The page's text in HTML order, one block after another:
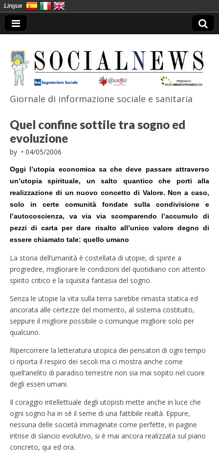
SocialNews
Giornale di informazione sociale e sanitaria
Quel confine sottile tra sogno ed
evoluzione
by • 04/05/2006
Oggi l’utopia economica sa che deve passare attraverso
un’utopia spirituale, un salto quantico che porti alla
realizzazione di un nuovo concetto di Valore. Non a caso,
solo in certe comunità fondate sulla condivisione e
l’autocoscienza, va via via scomparendo l’accumulo di
pezzi di carta per dare risalto all’unico valore degno di
essere chiamato tale: quello umano
La storia dell’umanità è costellata di utopie, di spinte a
progredire, migliorare le condizioni del quotidiano con attento
spirito critico e la squisita fantasia del sogno.
Senza le utopie la vita sulla terra sarebbe rimasta statica ed
ancorata alle certezze del momento, al sistema costituito,
seppure il migliore possibile o comunque migliore solo per
qualcuno.
Ripercorrere la letteratura utopica dei pensatori di ogni tempo
ci riporta il respiro dei secoli ma ci mostra anche come
quell’anelito di paradiso terrestre non sia mai sopito nel cuore
degli esseri umani.
Il coraggio intellettuale degli utopisti mette anche in luce che
ogni sogno ha in sé il seme di una fattibile realtà. Eppure,
nessuna delle società immaginate come perfette, in pagine
intrise di slancio evolutivo, si è mai ancora realizzata sul piano
concreto, qui ed ora.
Lingue